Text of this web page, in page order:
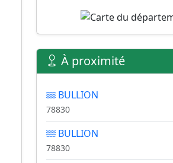
À proximité
BULLION
78830
BULLION
78830